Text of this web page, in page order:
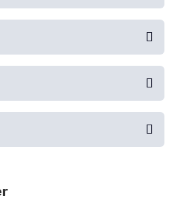
Al ve Yorumla